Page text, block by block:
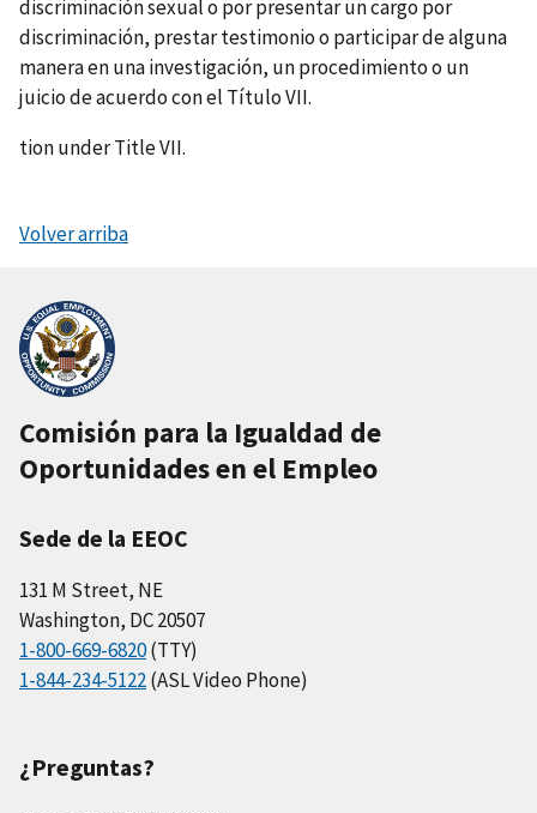
discriminación sexual o por presentar un cargo por
discriminación, prestar testimonio o participar de alguna
manera en una investigación, un procedimiento o un
juicio de acuerdo con el Título VII.
tion under Title VII.
Volver arriba
Comisión para la Igualdad de
Oportunidades en el Empleo
Sede de la EEOC
131 M Street, NE
Washington, DC 20507
1-800-669-6820(TTY)
1-844-234-5122(ASL Video Phone)
¿Preguntas?